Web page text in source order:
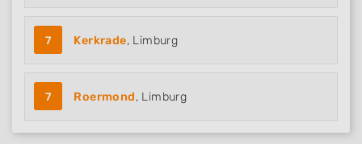
7 Kerkrade, Limburg
7 Roermond, Limburg